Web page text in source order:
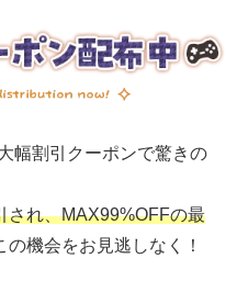
幅割引クーポンで驚きの
され、MAX99%OFFの最
の機会をお見逃しなく！